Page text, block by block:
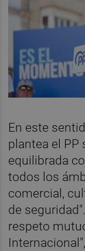
En este
plantea el PP
equilibrada
todos los
comercial,
de
respeto